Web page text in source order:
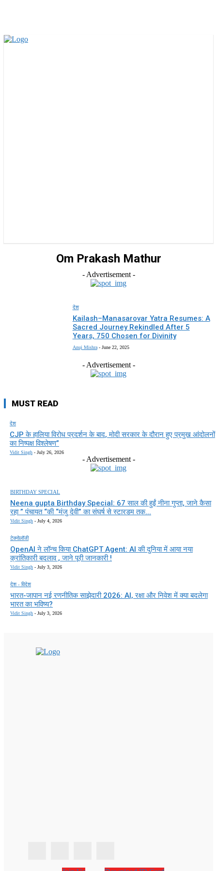
Om Prakash Mathur
- Advertisement -
देश
Kailash–Manasarovar Yatra Resumes: A
Sacred Journey Rekindled After 5
Years, 750 Chosen for Divinity
Anuj Mishra - June 22, 2025
- Advertisement -
MUST READ
देश
CJP के हालिया विरोध प्रदर्शन के बाद, मोदी सरकार के दौरान हुए प्रमुख आंदोलनों
का निष्पक्ष विश्लेषण”
Vidit Singh - July 26, 2026
- Advertisement -
BIRTHDAY SPECIAL
Neena gupta Birthday Special: 67 साल की हुईं नीना गुप्ता, जाने कैसा
रहा ” पंचायत “की “मंजु देवी” का संघर्ष से स्टारडम तक...
Vidit Singh - July 4, 2026
टेक्नोलॉजी
OpenAI ने लॉन्च किया ChatGPT Agent: AI की दुनिया में आया नया
क्रांतिकारी बदलाव , जाने पूरी जानकारी !
Vidit Singh - July 3, 2026
देश - विदेश
भारत-जापान नई रणनीतिक साझेदारी 2026: AI, रक्षा और निवेश में क्या बदलेगा
भारत का भविष्य?
Vidit Singh - July 3, 2026